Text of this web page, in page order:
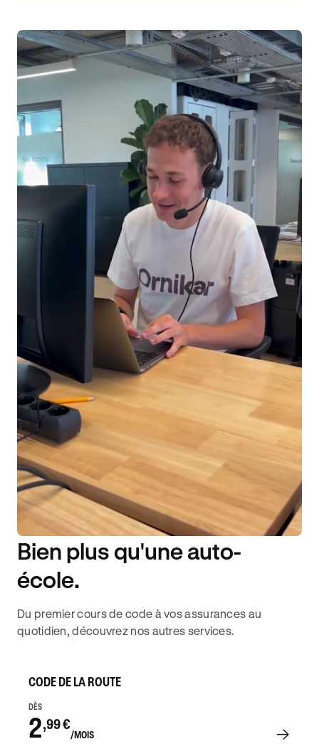
DISPONIBILITÉ 6J/7
Bien plus qu'une auto-
école.
Du premier cours de code à vos assurances au
quotidien, découvrez nos autres services.
CODE DE LA ROUTE
DÈS
2,99 €
/MOIS